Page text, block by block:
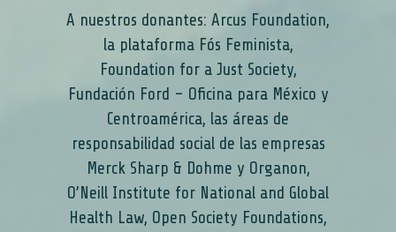
A nuestros donantes: Arcus Foundation,
la plataforma Fós Feminista,
Foundation for a Just Society,
Fundación Ford – Oficina para México y
Centroamérica, las áreas de
responsabilidad social de las empresas
Merck Sharp & Dohme y Organon,
O’Neill Institute for National and Global
Health Law, Open Society Foundations,